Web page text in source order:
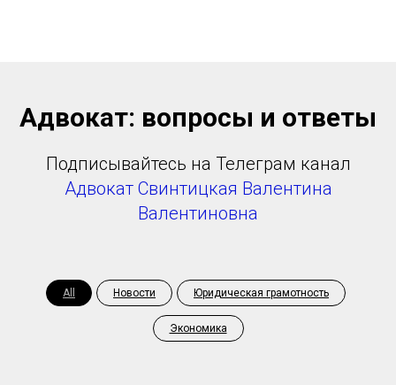
Адвокат: вопросы и ответы
Подписывайтесь на Телеграм канал
Адвокат Свинтицкая Валентина
Валентиновна
All Новости Юридическая грамотность
Экономика